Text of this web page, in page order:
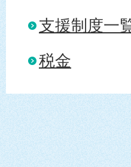
支援制度一
税金